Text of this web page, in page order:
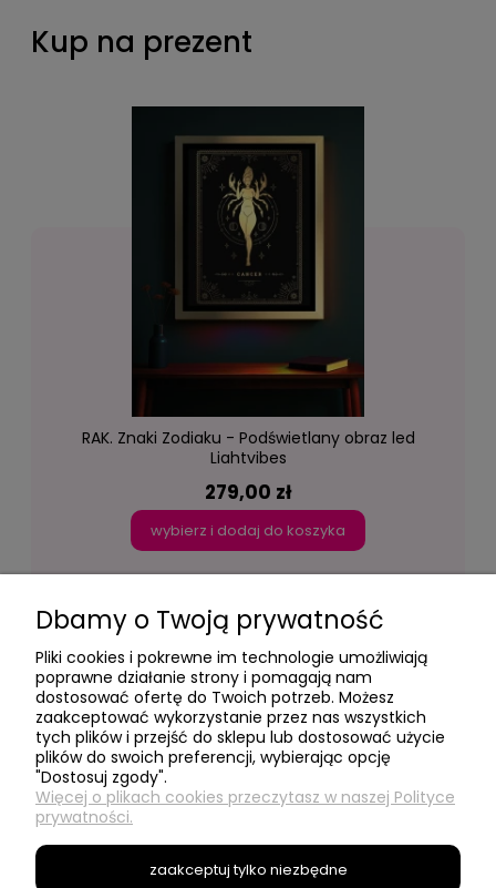
Kup na prezent
RAK. Znaki Zodiaku - Podświetlany obraz led
Lightvibes
279,00 zł
wybierz i dodaj do koszyka
- Moje konto -
- Informacje -
Dbamy o Twoją prywatność
Pliki cookies i pokrewne im technologie umożliwiają
poprawne działanie strony i pomagają nam
dostosować ofertę do Twoich potrzeb. Możesz
zaakceptować wykorzystanie przez nas wszystkich
tych plików i przejść do sklepu lub dostosować użycie
plików do swoich preferencji, wybierając opcję
"Dostosuj zgody".
Więcej o plikach cookies przeczytasz w naszej Polityce
prywatności.
zaakceptuj tylko niezbędne